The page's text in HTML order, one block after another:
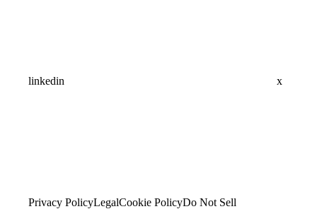
linkedin x
Privacy PolicyLegalCookie PolicyDo Not Sell